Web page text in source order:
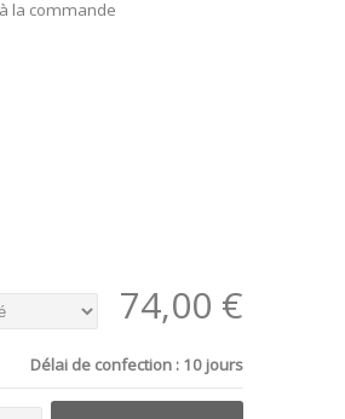
la commande
74,00 €
Délai de confection : 10 jours